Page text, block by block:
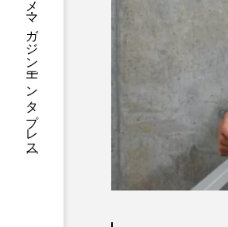
総合エンタメ・マガジン［エンタプレス］